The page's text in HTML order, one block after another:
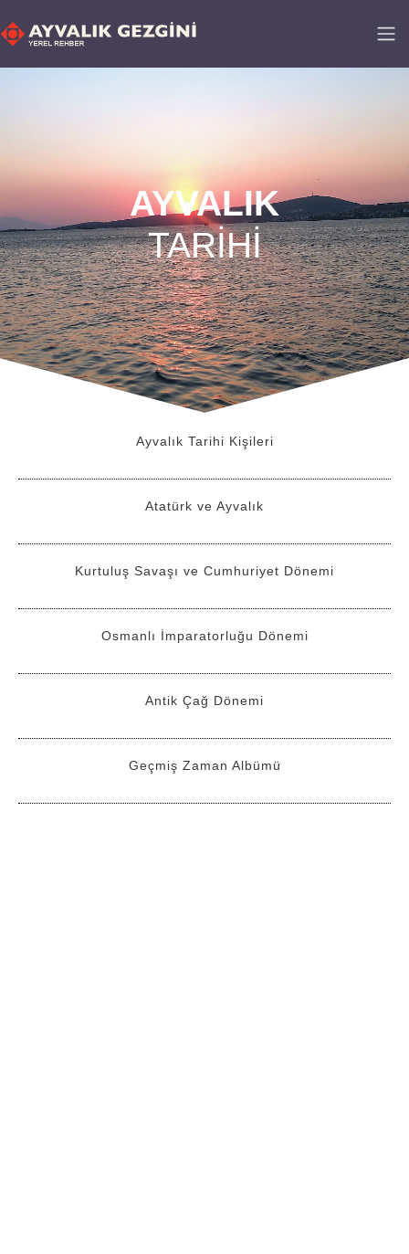
AYVALIK​
TARİHİ
Ayvalık Tarihi Kişileri
Atatürk ve Ayvalık
Kurtuluş Savaşı ve Cumhuriyet Dönemi
Osmanlı İmparatorluğu Dönemi
Antik Çağ Dönemi
Geçmiş Zaman Albümü